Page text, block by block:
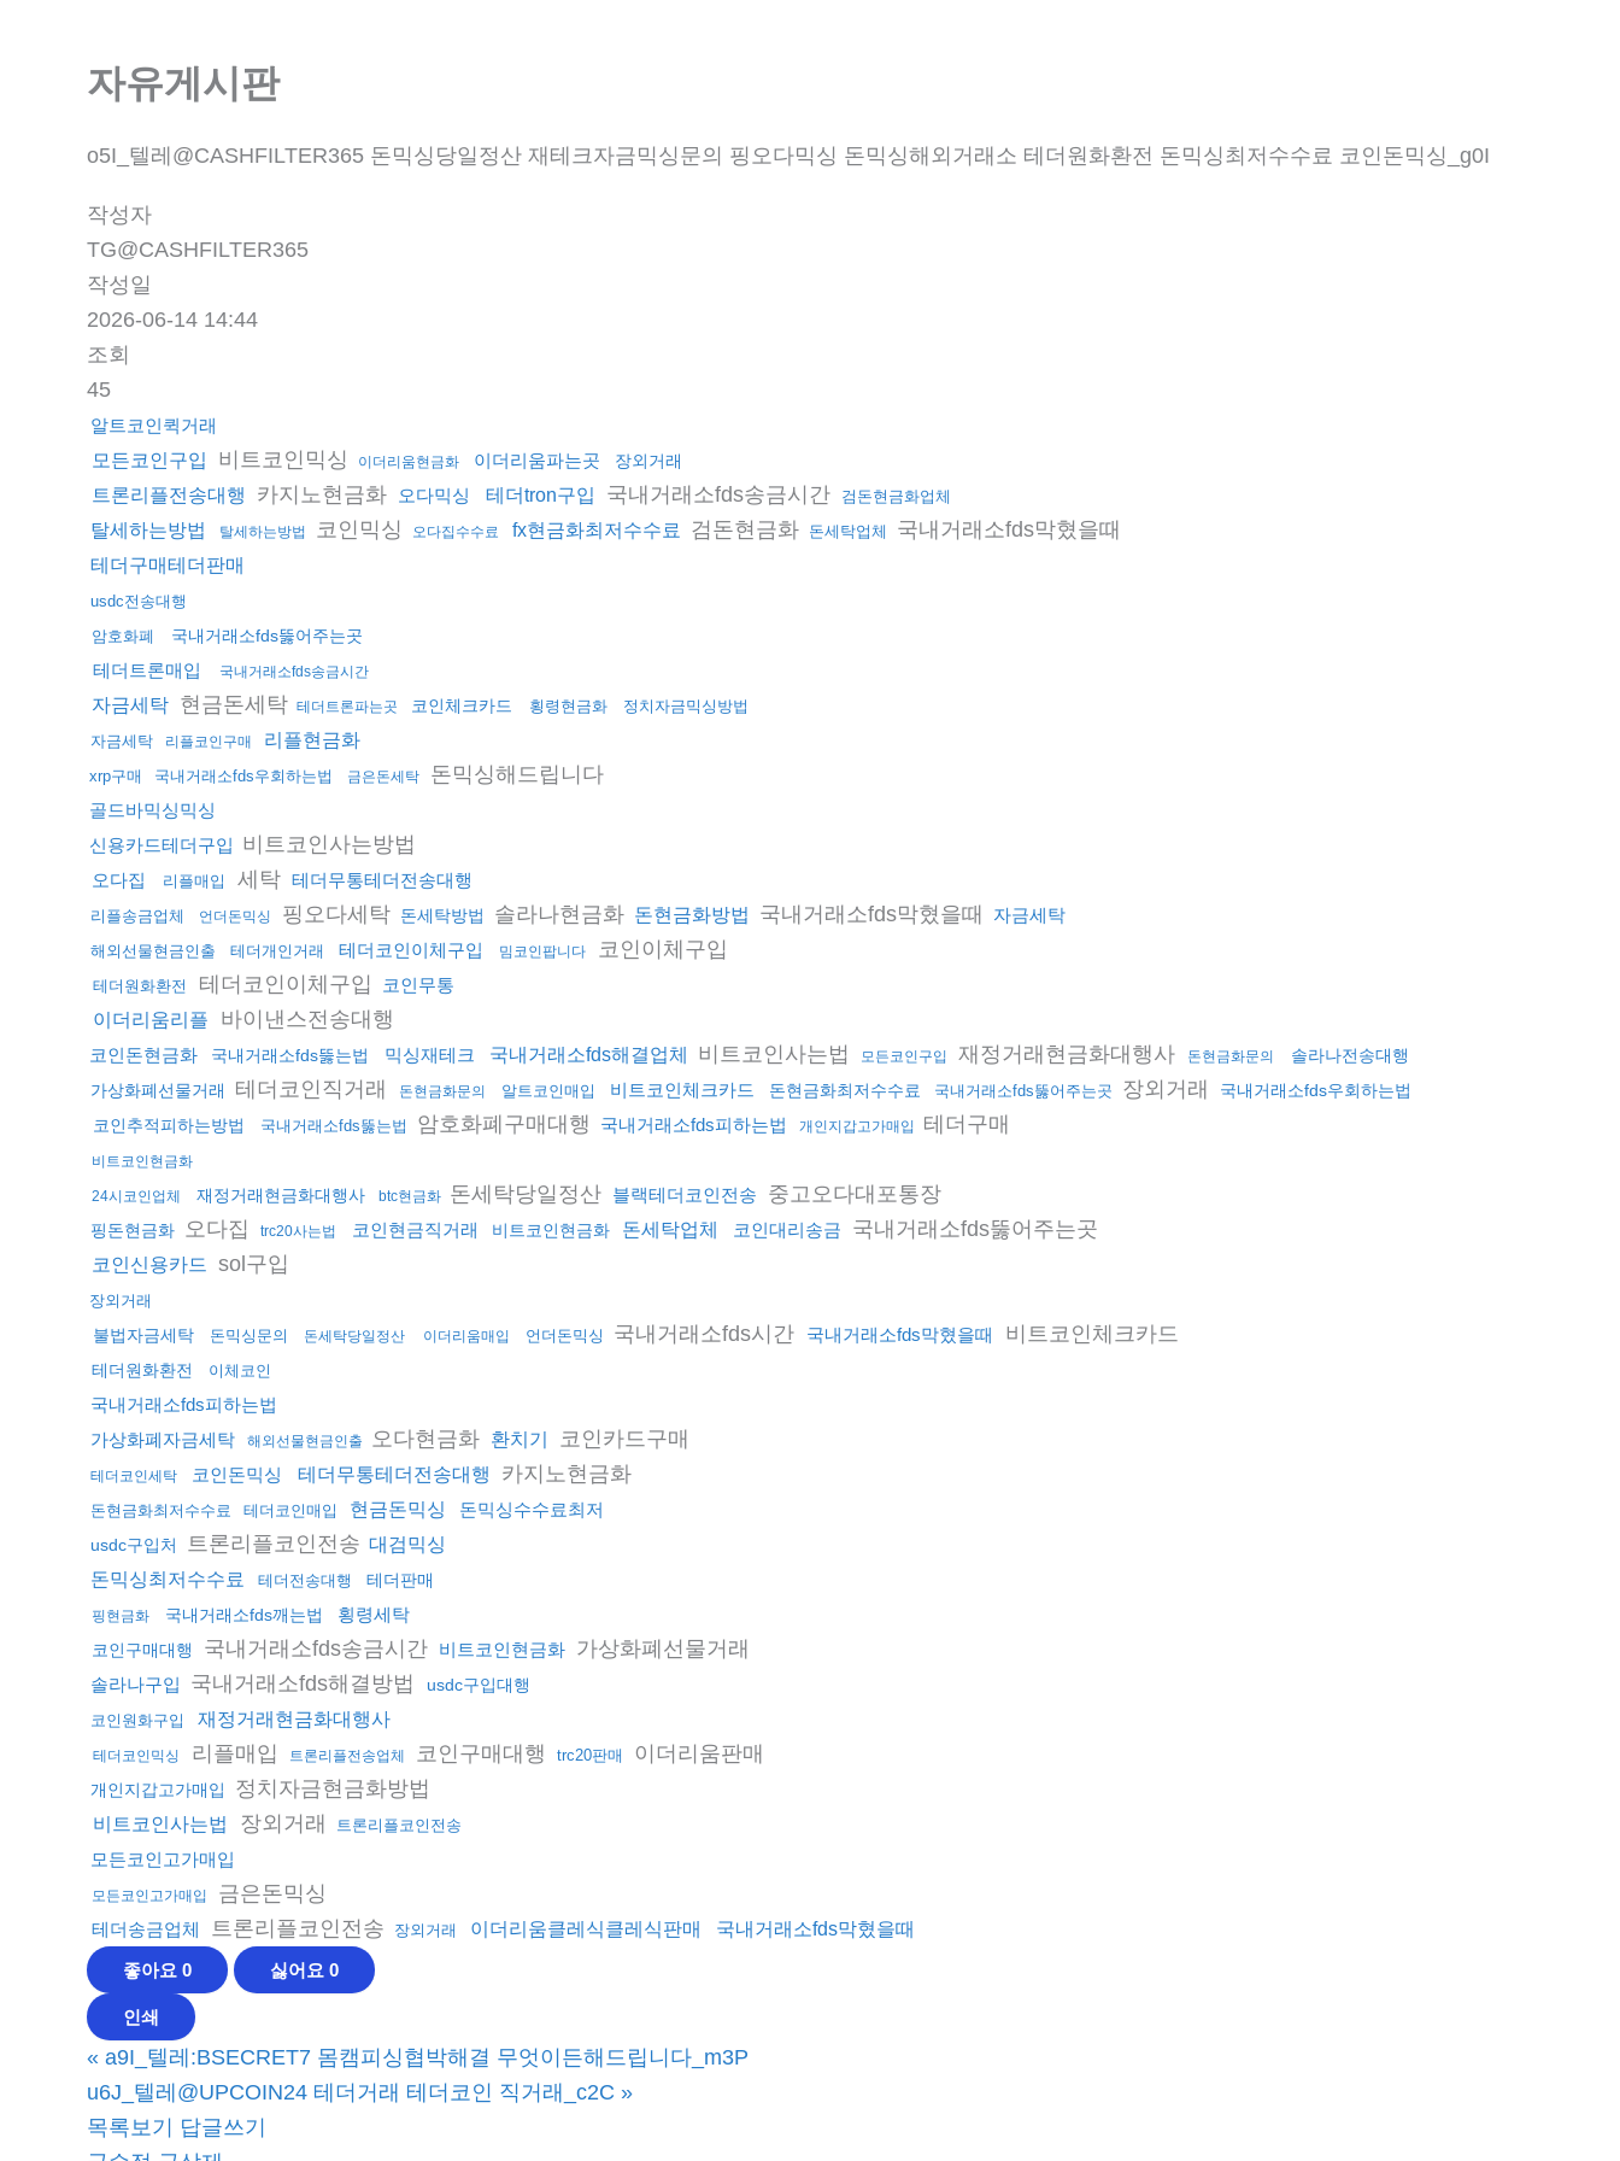
자유게시판
o5I_텔레@CASHFILTER365 돈믹싱당일정산 재테크자금믹싱문의 핑오다믹싱 돈믹싱해외거래소 테더원화환전 돈믹싱최저수수료 코인돈믹싱_g0I
작성자
TG@CASHFILTER365
작성일
2026-06-14 14:44
조회
45
알트코인퀵거래
모든코인구입
비트코인믹싱 이더리움현금화 이더리움파는곳 장외거래
트론리플전송대행 카지노현금화 오다믹싱 테더tron구입 국내거래소fds송금시간 검돈현금화업체
탈세하는방법 탈세하는방법 코인믹싱 오다집수수료 fx현금화최저수수료 검돈현금화 돈세탁업체 국내거래소fds막혔을때
테더구매테더판매
usdc전송대행
암호화폐
국내거래소fds뚫어주는곳
테더트론매입 국내거래소fds송금시간
자금세탁 현금돈세탁 테더트론파는곳 코인체크카드 횡령현금화
정치자금믹싱방법
자금세탁
리플코인구매 리플현금화
xrp구매 국내거래소fds우회하는법 금은돈세탁 돈믹싱해드립니다
골드바믹싱믹싱
신용카드테더구입 비트코인사는방법
오다집 리플매입 세탁 테더무통테더전송대행
리플송금업체 언더돈믹싱 핑오다세탁 돈세탁방법 솔라나현금화 돈현금화방법 국내거래소fds막혔을때 자금세탁
해외선물현금인출 테더개인거래 테더코인이체구입 밈코인팝니다 코인이체구입
테더원화환전 테더코인이체구입
코인무통
이더리움리플
바이낸스전송대행
코인돈현금화 국내거래소fds뚫는법 믹싱재테크 국내거래소fds해결업체 비트코인사는법 모든코인구입 재정거래현금화대행사 돈현금화문의
솔라나전송대행
가상화폐선물거래
테더코인직거래 돈현금화문의 알트코인매입 비트코인체크카드 돈현금화최저수수료 국내거래소fds뚫어주는곳 장외거래
국내거래소fds우회하는법
코인추적피하는방법
국내거래소fds뚫는법 암호화폐구매대행 국내거래소fds피하는법 개인지갑고가매입 테더구매
비트코인현금화
24시코인업체 재정거래현금화대행사 btc현금화 돈세탁당일정산 블랙테더코인전송 중고오다대포통장
핑돈현금화 오다집 trc20사는법 코인현금직거래 비트코인현금화 돈세탁업체 코인대리송금 국내거래소fds뚫어주는곳
코인신용카드 sol구입
장외거래
불법자금세탁 돈믹싱문의 돈세탁당일정산 이더리움매입 언더돈믹싱 국내거래소fds시간 국내거래소fds막혔을때 비트코인체크카드
테더원화환전 이체코인
국내거래소fds피하는법
가상화폐자금세탁
해외선물현금인출 오다현금화 환치기 코인카드구매
테더코인세탁 코인돈믹싱 테더무통테더전송대행 카지노현금화
돈현금화최저수수료 테더코인매입 현금돈믹싱 돈믹싱수수료최저
usdc구입처 트론리플코인전송 대검믹싱
돈믹싱최저수수료
테더전송대행 테더판매
핑현금화 국내거래소fds깨는법 횡령세탁
코인구매대행 국내거래소fds송금시간 비트코인현금화 가상화폐선물거래
솔라나구입 국내거래소fds해결방법 usdc구입대행
코인원화구입 재정거래현금화대행사
테더코인믹싱 리플매입 트론리플전송업체 코인구매대행 trc20판매 이더리움판매
개인지갑고가매입 정치자금현금화방법
비트코인사는법 장외거래 트론리플코인전송
모든코인고가매입
모든코인고가매입 금은돈믹싱
테더송금업체 트론리플코인전송 장외거래 이더리움클레식클레식판매
국내거래소fds막혔을때
좋아요 0 싫어요 0
인쇄
« a9I_텔레:BSECRET7 몸캠피싱협박해결 무엇이든해드립니다_m3P
u6J_텔레@UPCOIN24 테더거래 테더코인 직거래_c2C »
목록보기
답글쓰기